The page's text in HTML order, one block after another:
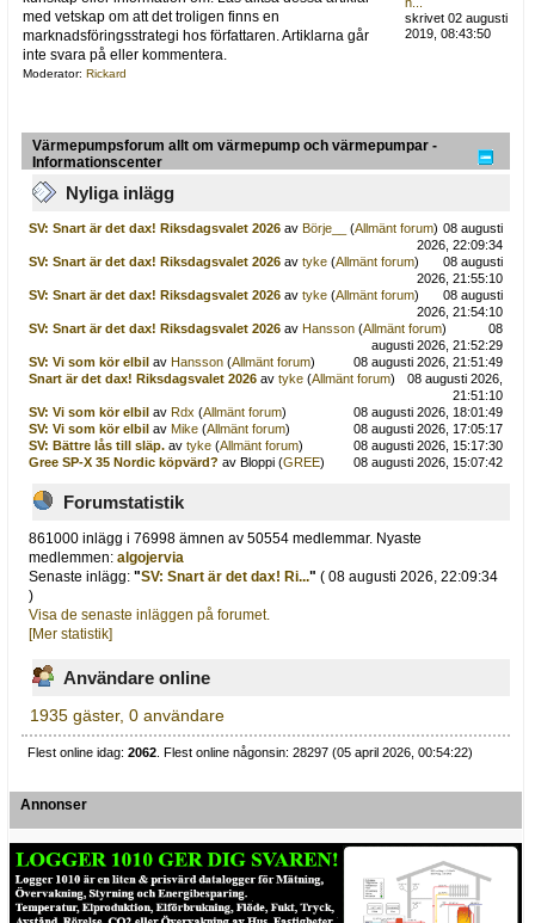
med vetskap om att det troligen finns en
marknadsföringsstrategi hos författaren. Artiklarna går
inte svara på eller kommentera.
Moderator: Rickard
skrivet 02 augusti
2019, 08:43:50
Värmepumpsforum allt om värmepump och värmepumpar -
Informationscenter
Nyliga inlägg
SV: Snart är det dax! Riksdagsvalet 2026av Börje__ (Allmänt forum) 08 augusti
2026, 22:09:34
SV: Snart är det dax! Riksdagsvalet 2026av tyke(Allmänt forum)
08 augusti
2026, 21:55:10
SV: Snart är det dax! Riksdagsvalet 2026av tyke(Allmänt forum)
08 augusti
2026, 21:54:10
SV: Snart är det dax! Riksdagsvalet 2026av Hansson(Allmänt forum)
08
augusti 2026, 21:52:29
SV: Vi som kör elbilav Hansson(Allmänt forum)
08 augusti 2026, 21:51:49
Snart är det dax! Riksdagsvalet 2026av tyke(Allmänt forum)
08 augusti 2026,
21:51:10
SV: Vi som kör elbilav Rdx (Allmänt forum)
08 augusti 2026, 18:01:49
SV: Vi som kör elbilav Mike(Allmänt forum)
08 augusti 2026, 17:05:17
SV: Bättre lås till släp. av tyke(Allmänt forum)
08 augusti 2026, 15:17:30
Gree SP-X 35 Nordic köpvärd? av Bloppi (GREE) 08 augusti 2026, 15:07:42
Forumstatistik
861000 inlägg i 76998 ämnen av 50554 medlemmar. Nyaste
medlemmen:algojervia
Senaste inlägg:"SV: Snart är det dax! Ri..." ( 08 augusti 2026, 22:09:34
)
Visa de senaste inläggen på forumet.
[Mer statistik]
Användare online
1935 gäster, 0 användare
Flest online idag:2062 . Flest online någonsin: 28297 (05 april 2026, 00:54:22)
Annonser